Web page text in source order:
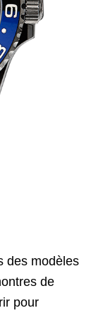
des modèles
de
pour